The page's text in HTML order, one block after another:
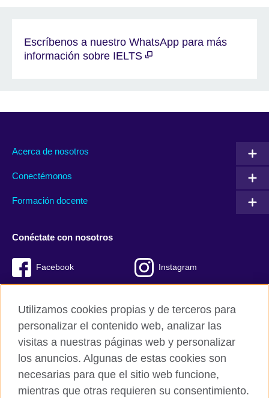
Escríbenos a nuestro WhatsApp para más
información sobre IELTS
Acerca de nosotros
Conectémonos
Formación docente
Conéctate con nosotros
Facebook Instagram
British Council global
Utilizamos cookies propias y de terceros para
personalizar el contenido web, analizar las
visitas a nuestras páginas web y personalizar
los anuncios. Algunas de estas cookies son
necesarias para que el sitio web funcione,
mientras que otras requieren su consentimiento.